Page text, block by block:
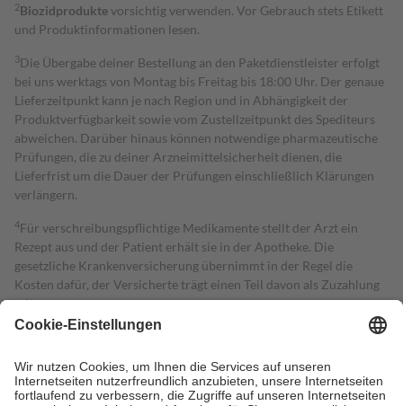
2Biozidproduktevorsichtig verwenden. Vor Gebrauch stets Etikett
und Produktinformationen lesen.
3Die Übergabe deiner Bestellung an den Paketdienstleister erfolgt
bei uns werktags von Montag bis Freitag bis 18:00 Uhr. Der genaue
Lieferzeitpunkt kann je nach Region und in Abhängigkeit der
Produktverfügbarkeit sowie vom Zustellzeitpunkt des Spediteurs
abweichen. Darüber hinaus können notwendige pharmazeutische
Prüfungen, die zu deiner Arzneimittelsicherheit dienen, die
Lieferfrist um die Dauer der Prüfungen einschließlich Klärungen
verlängern.
4Für verschreibungspflichtige Medikamente stellt der Arzt ein
Rezept aus und der Patient erhält sie in der Apotheke. Die
gesetzliche Krankenversicherung übernimmt in der Regel die
Kosten dafür, der Versicherte trägt einen Teil davon als Zuzahlung
mit.
Grundsätzlich leisten Mitglieder Zuzahlungen in Höhe von zehn
höchstens zehn Euro.
Es sind jedoch nie mehr als die tatsächlichen
Kosten der Leistung zu entrichten.
Diese Regeln gelten grundsätzlich auch für Online-Apotheken.